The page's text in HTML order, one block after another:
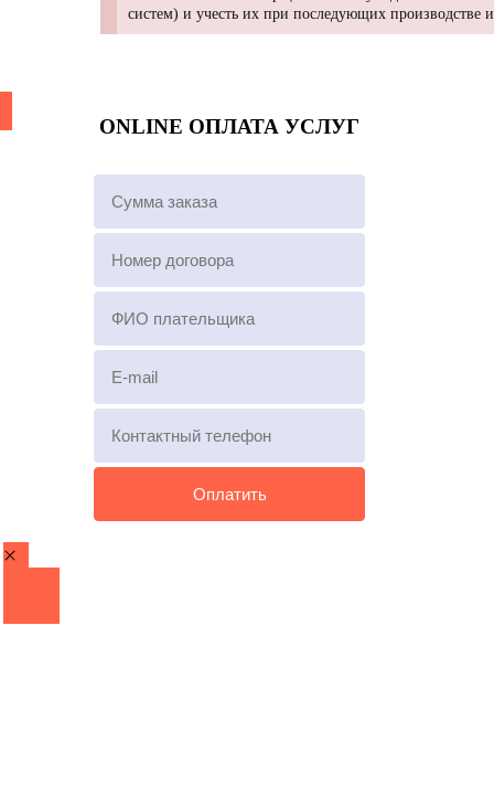
систем) и учесть их при последующих производстве
ONLINE ОПЛАТА УСЛУГ